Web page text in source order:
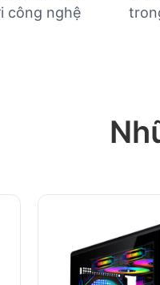
công nghệ